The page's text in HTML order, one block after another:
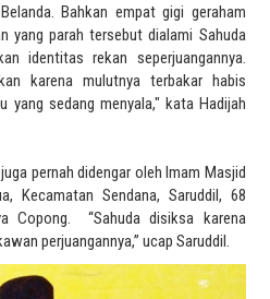
Bahkan empat gigi geraham
yang parah tersebut dialami Sahuda
identitas rekan seperjuangannya.
karena mulutnya terbakar habis
yang sedang menyala," kata Hadijah
pernah didengar oleh Imam Masjid
Kecamatan Sendana, Saruddil, 68
Copong. “Sahuda disiksa karena
perjuangannya,” ucap Saruddil.